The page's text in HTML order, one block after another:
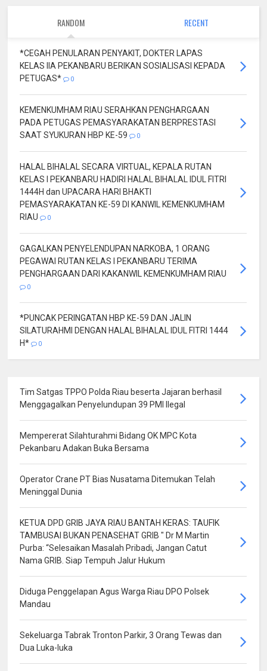
RANDOM RECENT
*CEGAH PENULARAN PENYAKIT, DOKTER LAPAS
KELAS IIA PEKANBARU BERIKAN SOSIALISASI KEPADA
PETUGAS*
0
KEMENKUMHAM RIAU SERAHKAN PENGHARGAAN
PADA PETUGAS PEMASYARAKATAN BERPRESTASI
SAAT SYUKURAN HBP KE-59
0
HALAL BIHALAL SECARA VIRTUAL, KEPALA RUTAN
KELAS I PEKANBARU HADIRI HALAL BIHALAL IDUL FITRI
1444H dan UPACARA HARI BHAKTI
PEMASYARAKATAN KE-59 DI KANWIL KEMENKUMHAM
RIAU
0
GAGALKAN PENYELENDUPAN NARKOBA, 1 ORANG
PEGAWAI RUTAN KELAS I PEKANBARU TERIMA
PENGHARGAAN DARI KAKANWIL KEMENKUMHAM RIAU
0
*PUNCAK PERINGATAN HBP KE-59 DAN JALIN
SILATURAHMI DENGAN HALAL BIHALAL IDUL FITRI 1444
H*
0
Tim Satgas TPPO Polda Riau beserta Jajaran berhasil
Menggagalkan Penyelundupan 39 PMI Ilegal
Mempererat Silahturahmi Bidang OK MPC Kota
Pekanbaru Adakan Buka Bersama
Operator Crane PT Bias Nusatama Ditemukan Telah
Meninggal Dunia
KETUA DPD GRIB JAYA RIAU BANTAH KERAS: TAUFIK
TAMBUSAI BUKAN PENASEHAT GRIB " Dr M Martin
Purba: “Selesaikan Masalah Pribadi, Jangan Catut
Nama GRIB. Siap Tempuh Jalur Hukum
Diduga Penggelapan Agus Warga Riau DPO Polsek
Mandau
Sekeluarga Tabrak Tronton Parkir, 3 Orang Tewas dan
Dua Luka-luka